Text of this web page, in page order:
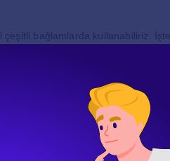
çeşitli bağlamlarda kullanabiliriz.
okumaktan hoşlanırım.)
zamanlar ve bağlamlar ile